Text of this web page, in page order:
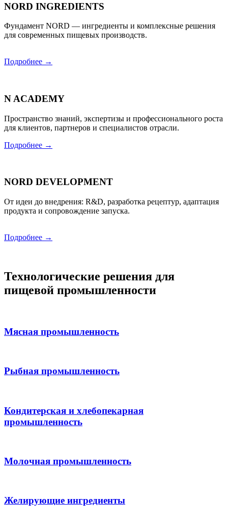
NORD INGREDIENTS
Фундамент NORD — ингредиенты и комплексные решения
для современных пищевых производств.
Подробнее →
N ACADEMY
Пространство знаний, экспертизы и профессионального роста
для клиентов, партнеров и специалистов отрасли.
Подробнее →
NORD DEVELOPMENT
От идеи до внедрения: R&D, разработка рецептур, адаптация
продукта и сопровождение запуска.
Подробнее →
Технологические решения для
пищевой промышленности
Мясная промышленность
Рыбная промышленность
Кондитерская и хлебопекарная
промышленность
Молочная промышленность
Желирующие ингредиенты